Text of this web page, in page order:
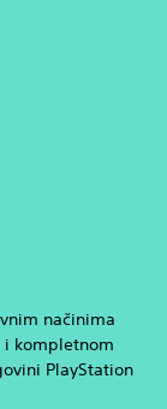
načinima
i kompletnom
PlayStation